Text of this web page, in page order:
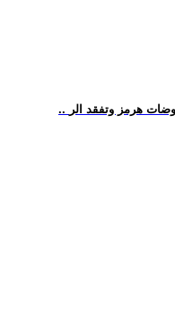
هرمز وتفقد الر